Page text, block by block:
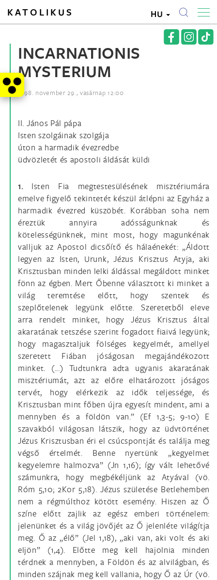
KATOLIKUS HU
INCARNATIONIS
MYSTERIUM
1998. november 29., vasárnap 12:00
II. János Pál pápa
Isten szolgáinak szolgája
úton a harmadik évezredbe
üdvözletét és apostoli áldását küldi
1. Isten Fia megtestesülésének misztériumára
emelve figyelő tekintetét készül átlépni az Egyház a
harmadik évezred küszöbét. Korábban soha nem
éreztük annyira adósságunknak és
kötelességünknek, mint most, hogy magunkénak
valljuk az Apostol dicsőítő és hálaénekét: „Áldott
legyen az Isten, Urunk, Jézus Krisztus Atyja, aki
Krisztusban minden lelki áldással megáldott minket
fönn az égben. Mert Őbenne választott ki minket a
világ teremtése előtt, hogy szentek és
szeplőtelenek legyünk előtte. Szeretetből eleve
arra rendelt minket, hogy Jézus Krisztus által
akaratának tetszése szerint fogadott fiaivá legyünk;
hogy magasztaljuk fölséges kegyelmét, amellyel
szeretett Fiában jóságosan megajándékozott
minket. (...) Tudtunkra adta ugyanis akaratának
misztériumát, azt az előre elhatározott jóságos
tervét, hogy elérkezik az idők teljessége, és
Krisztusban mint főben újra egyesít mindent, ami a
mennyben és a földön van.” (Ef 1,3-5; 9-10) E
szavakból világosan látszik, hogy az üdvtörténet
Jézus Krisztusban éri el csúcspontját és találja meg
végső értelmét. Benne nyertünk „kegyelmet
kegyelemre halmozva” (Jn 1,16); így vált lehetővé
számunkra, hogy megbékéljünk az Atyával (vö.
Róm 5,10; 2Kor 5,18). Jézus születése Betlehemben
nem a régmúlthoz kötött esemény. Hiszen az Ő
színe előtt zajlik az egész emberi történelem:
jelenünket és a világ jövőjét az Ő jelenléte világítja
meg. Ő az „élő” (Jel 1,18), „aki van, aki volt és aki
eljön” (1,4). Előtte meg kell hajolnia minden
térdnek a mennyben, a Földön és az alvilágban, és
minden szájnak meg kell vallania, hogy Ő az Úr (vö.